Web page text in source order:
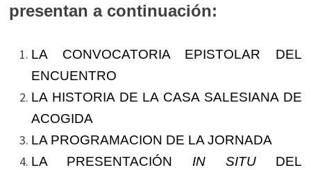
presentan a continuación:
LA CONVOCATORIA EPISTOLAR DEL
ENCUENTRO
LA HISTORIA DE LA CASA SALESIANA DE
ACOGIDA
LA PROGRAMACION DE LA JORNADA
LA PRESENTACIÓN IN SITUDEL